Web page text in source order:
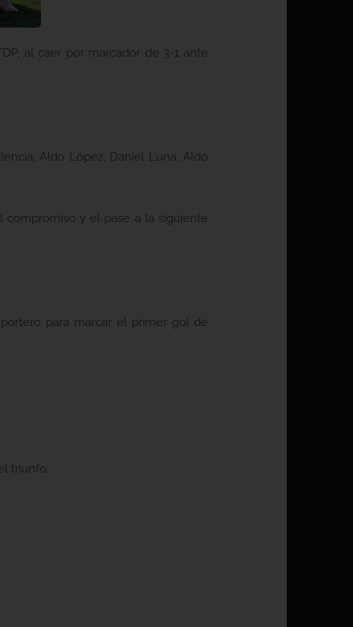
al caer por marcador de 3-1 ante
Aldo López, Daniel Luna, Aldo
y el pase a la siguiente
para marcar el primer gol de
triunfo.